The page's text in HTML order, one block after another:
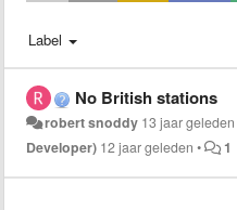
Label
No British stations
robert snoddy 13 jaar geleden
Developer) 12 jaar geleden • 1